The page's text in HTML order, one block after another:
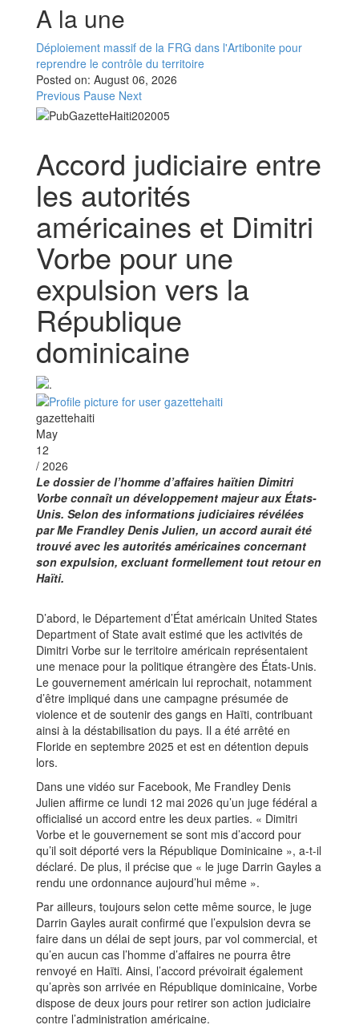
A la une
Déploiement massif de la FRG dans l'Artibonite pour
reprendre le contrôle du territoire
Posted on: August 06, 2026
Previous Pause Next
Accord judiciaire entre
les autorités
américaines et Dimitri
Vorbe pour une
expulsion vers la
République
dominicaine
gazettehaiti
May
12
/ 2026
Le dossier de l’homme d’affaires haïtien Dimitri
Vorbe connaît un développement majeur aux États-
Unis. Selon des informations judiciaires révélées
par Me Frandley Denis Julien, un accord aurait été
trouvé avec les autorités américaines concernant
son expulsion, excluant formellement tout retour en
Haïti.
D’abord, le Département d’État américain United States
Department of State avait estimé que les activités de
Dimitri Vorbe sur le territoire américain représentaient
une menace pour la politique étrangère des États-Unis.
Le gouvernement américain lui reprochait, notamment
d’être impliqué dans une campagne présumée de
violence et de soutenir des gangs en Haïti, contribuant
ainsi à la déstabilisation du pays. Il a été arrêté en
Floride en septembre 2025 et est en détention depuis
lors.
Dans une vidéo sur Facebook, Me Frandley Denis
Julien affirme ce lundi 12 mai 2026 qu’un juge fédéral a
officialisé un accord entre les deux parties. « Dimitri
Vorbe et le gouvernement se sont mis d’accord pour
qu’il soit déporté vers la République Dominicaine », a-t-il
déclaré. De plus, il précise que « le juge Darrin Gayles a
rendu une ordonnance aujourd’hui même ».
Par ailleurs, toujours selon cette même source, le juge
Darrin Gayles aurait confirmé que l’expulsion devra se
faire dans un délai de sept jours, par vol commercial, et
qu’en aucun cas l’homme d’affaires ne pourra être
renvoyé en Haïti. Ainsi, l’accord prévoirait également
qu’après son arrivée en République dominicaine, Vorbe
dispose de deux jours pour retirer son action judiciaire
contre l’administration américaine.